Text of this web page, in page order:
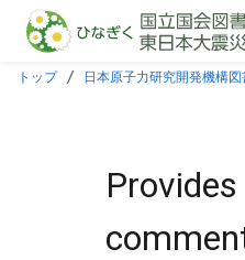
本文に飛ぶ
トップ 日本原子力研究開発機構